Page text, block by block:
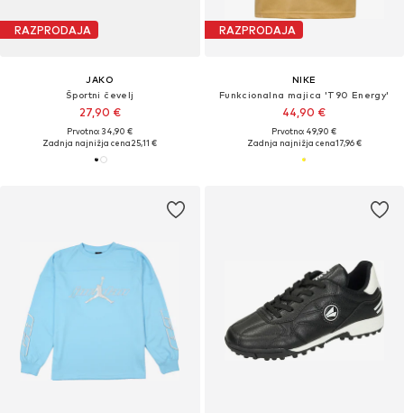
RAZPRODAJA
JAKO
Športni čevelj
27,90 €
Prvotno: 34,90 €
Zadnja najnižja cena25,11 €
RAZPRODAJA
NIKE
Funkcionalna majica 'T90 Energy'
44,90 €
Prvotno: 49,90 €
Zadnja najnižja cena17,96 €